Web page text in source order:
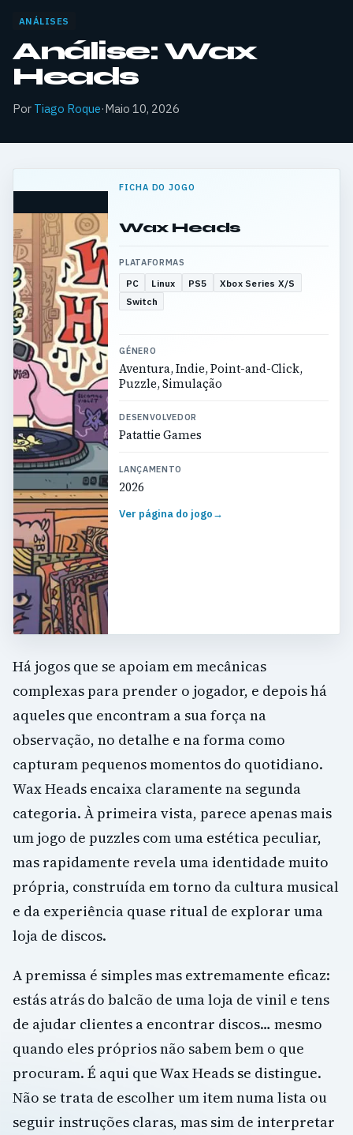
ANÁLISES
Análise: Wax
Heads
Por Tiago Roque·Maio 10, 2026
FICHA DO JOGO
Wax Heads
PLATAFORMAS
PC Linux PS5
Xbox Series X/S
Switch
GÉNERO
Aventura, Indie, Point-and-Click,
Puzzle, Simulação
DESENVOLVEDOR
Patattie Games
LANÇAMENTO
2026
Ver página do jogo→
Há jogos que se apoiam em mecânicas
complexas para prender o jogador, e depois há
aqueles que encontram a sua força na
observação, no detalhe e na forma como
capturam pequenos momentos do quotidiano.
Wax Heads encaixa claramente na segunda
categoria. À primeira vista, parece apenas mais
um jogo de puzzles com uma estética peculiar,
mas rapidamente revela uma identidade muito
própria, construída em torno da cultura musical
e da experiência quase ritual de explorar uma
loja de discos.
A premissa é simples mas extremamente eficaz:
estás atrás do balcão de uma loja de vinil e tens
de ajudar clientes a encontrar discos… mesmo
quando eles próprios não sabem bem o que
procuram. É aqui que Wax Heads se distingue.
Não se trata de escolher um item numa lista ou
seguir instruções claras, mas sim de interpretar